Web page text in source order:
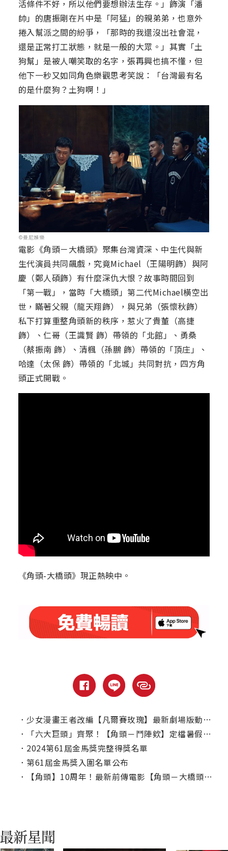
活條件不好，所以他們要想辦法生存。」飾演「潘
帥」的唐振剛在片中是「阿猛」的親弟弟，也意外
捲入幫派之間的紛爭，「那時的我還沒出社會混，
還是正常打工狀態，就是一般的大眾。」其實「土
狗幫」是被人嘲笑取的名字，張再興也搞不懂，但
他下一秒又如同角色樂觀思考笑說：「台灣最有名
的是什麼狗？土狗啊！」
©曼尼娛樂
電影《角頭－大橋頭》聚集台灣資深、中生代與新
生代演員共同飆戲，究竟Michael（王陽明飾）與阿
慶（鄭人碩飾）有什麼深仇大恨？故事時間回到
「第一戰」，當時「大橋頭」第二代Michael橫空出
世，瞞著父親（龍天翔飾），與兄弟（張懷秋飾）
私下打算重整角頭新的秩序，惹火了貴董（高捷
飾）、仁哥（王識賢 飾）帶領的「北館」、勇桑
（蔡振南 飾）、清楓（孫鵬 飾）帶領的「頂庄」、
哈達（太保 飾）帶領的「北城」共同對抗，四方角
頭正式開戰。
《角頭-大橋頭》現正熱映中。
． 少女漫畫王者改編【凡爾賽玫瑰】最新劇場版動畫｜本周上線、電視首播推薦
．
「六大巨頭」齊聚！【角頭－鬥陣欸】定檔暑假南北大戰掀腥風血雨
． 2024第61屆金馬獎完整得獎名單
． 第61屆金馬獎入圍名單公布
．
【角頭】10周年！最新前傳電影【角頭－大橋頭】回溯世界觀起源